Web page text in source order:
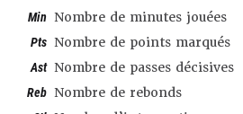
Min Nombre de minutes jouées
Pts Nombre de points marqués
Ast Nombre de passes décisives
Reb Nombre de rebonds